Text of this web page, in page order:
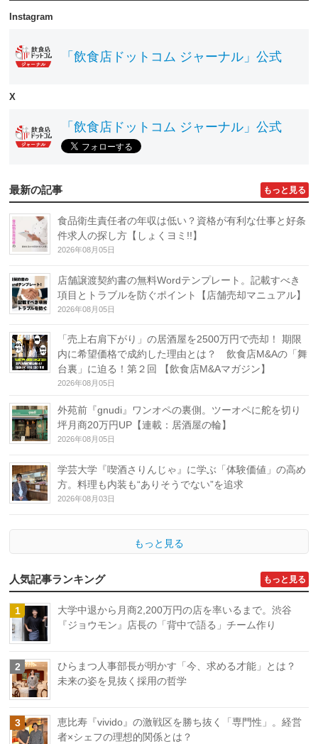
Instagram
「飲食店ドットコム ジャーナル」公式
X
「飲食店ドットコム ジャーナル」公式
最新の記事 もっと見る
食品衛生責任者の年収は低い？資格が有利な仕事と好条
件求人の探し方【しょくヨミ!!】
2026年08月05日
店舗譲渡契約書の無料Wordテンプレート。記載すべき
項目とトラブルを防ぐポイント【店舗売却マニュアル】
2026年08月05日
「売上右肩下がり」の居酒屋を2500万円で売却！ 期限
内に希望価格で成約した理由とは？ 飲食店M&Aの「舞
台裏」に迫る！第２回 【飲食店M&Aマガジン】
2026年08月05日
外苑前『gnudi』ワンオペの裏側。ツーオペに舵を切り
坪月商20万円UP【連載：居酒屋の輪】
2026年08月05日
学芸大学『喫酒さりんじゃ』に学ぶ「体験価値」の高め
方。料理も内装も“ありそうでない”を追求
2026年08月03日
もっと見る
人気記事ランキング もっと見る
1
大学中退から月商2,200万円の店を率いるまで。渋谷
『ジョウモン』店長の「背中で語る」チーム作り
2
ひらまつ人事部長が明かす「今、求める才能」とは？
未来の姿を見抜く採用の哲学
3
恵比寿『vivido』の激戦区を勝ち抜く「専門性」。経営
者×シェフの理想的関係とは？